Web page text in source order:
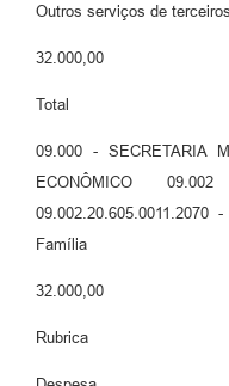
Outros serviços de
32.000,00
Total
09.000 - SECRETARIA
ECONÔMICO
Família
32.000,00
Rubrica